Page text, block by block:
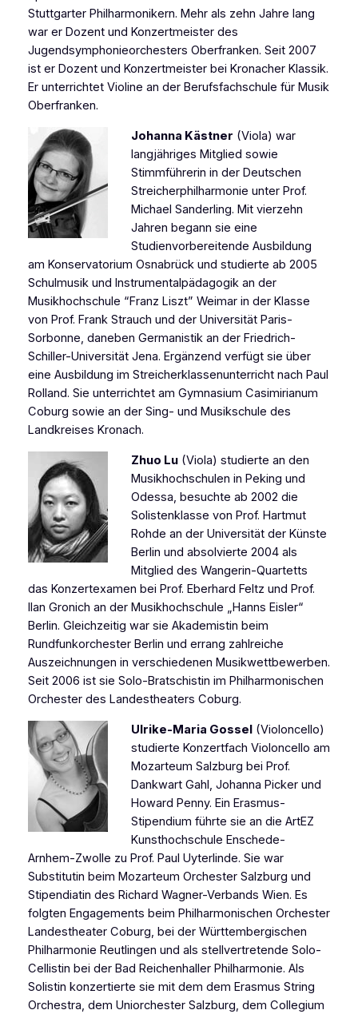
Stuttgarter Philharmonikern. Mehr als zehn Jahre lang
war er Dozent und Konzertmeister des
Jugendsymphonieorchesters Oberfranken. Seit 2007
ist er Dozent und Konzertmeister bei Kronacher Klassik.
Er unterrichtet Violine an der Berufsfachschule für Musik
Oberfranken.
Johanna Kästner (Viola) war
langjähriges Mitglied sowie
Stimmführerin in der Deutschen
Streicherphilharmonie unter Prof.
Michael Sanderling. Mit vierzehn
Jahren begann sie eine
Studienvorbereitende Ausbildung
am Konservatorium Osnabrück und studierte ab 2005
Schulmusik und Instrumentalpädagogik an der
Musikhochschule “Franz Liszt” Weimar in der Klasse
von Prof. Frank Strauch und der Universität Paris-
Sorbonne, daneben Germanistik an der Friedrich-
Schiller-Universität Jena. Ergänzend verfügt sie über
eine Ausbildung im Streicherklassenunterricht nach Paul
Rolland. Sie unterrichtet am Gymnasium Casimirianum
Coburg sowie an der Sing- und Musikschule des
Landkreises Kronach.
Zhuo Lu(Viola) studierte an den
Musikhochschulen in Peking und
Odessa, besuchte ab 2002 die
Solistenklasse von Prof. Hartmut
Rohde an der Universität der Künste
Berlin und absolvierte 2004 als
Mitglied des Wangerin-Quartetts
das Konzertexamen bei Prof. Eberhard Feltz und Prof.
Ilan Gronich an der Musikhochschule „Hanns Eisler“
Berlin. Gleichzeitig war sie Akademistin beim
Rundfunkorchester Berlin und errang zahlreiche
Auszeichnungen in verschiedenen Musikwettbewerben.
Seit 2006 ist sie Solo-Bratschistin im Philharmonischen
Orchester des Landestheaters Coburg.
Ulrike-Maria Gossel(Violoncello)
studierte Konzertfach Violoncello am
Mozarteum Salzburg bei Prof.
Dankwart Gahl, Johanna Picker und
Howard Penny. Ein Erasmus-
Stipendium führte sie an die ArtEZ
Kunsthochschule Enschede-
Arnhem-Zwolle zu Prof. Paul Uyterlinde. Sie war
Substitutin beim Mozarteum Orchester Salzburg und
Stipendiatin des Richard Wagner-Verbands Wien. Es
folgten Engagements beim Philharmonischen Orchester
Landestheater Coburg, bei der Württembergischen
Philharmonie Reutlingen und als stellvertretende Solo-
Cellistin bei der Bad Reichenhaller Philharmonie. Als
Solistin konzertierte sie mit dem dem Erasmus String
Orchestra, dem Uniorchester Salzburg, dem Collegium